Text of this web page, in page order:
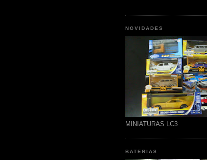
NOVIDADES
MINIATURAS LC3
BATERIAS